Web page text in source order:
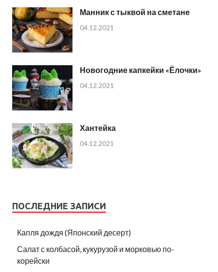
Манник с тыквой на сметане
04.12.2021
Новогодние капкейки «Ёлочки»
04.12.2021
Хантейка
04.12.2021
ПОСЛЕДНИЕ ЗАПИСИ
Капля дождя (Японский десерт)
Салат с колбасой, кукурузой и морковью по-
корейски